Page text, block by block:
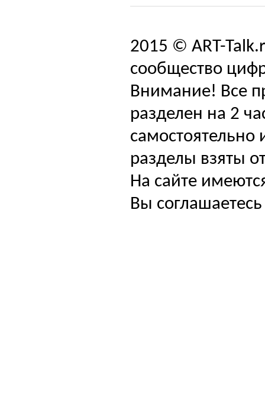
2015 © ART-
сообщество
Внимание! Все
разделен на 2
самостоятельно
разделы взяты
На сайте
Вы